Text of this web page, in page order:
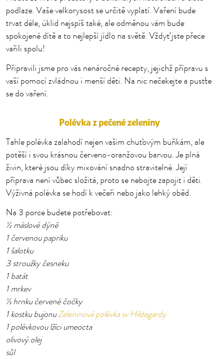
podlaze. Vaše velkorysost se určitě vyplatí. Vaření bude
trvat déle, úklid nejspíš také, ale odměnou vám bude
spokojené dítě a to nejlepší jídlo na světě. Vždyť jste přece
vařili spolu!
Připravili jsme pro vás nenáročné recepty, jejichž přípravu s
vaší pomocí zvládnou i menší děti. Na nic nečekejte a pusťte
se do vaření.
Polévka z pečené zeleniny
Tahle polévka zalahodí nejen vašim chuťovým buňkám, ale
potěší i svou krásnou červeno-oranžovou barvou. Je plná
živin, které jsou díky mixování snadno stravitelné. Její
příprava není vůbec složitá, proto se nebojte zapojit i děti.
Výživná polévka se hodí k večeři nebo jako lehký oběd.
Na 3 porce budete potřebovat:
½ máslové dýně
1 červenou papriku
1 šalotku
3 stroužky česneku
1 batát
1 mrkev
⅓ hrnku červené čočky
1 kostku bujonuZeleninová polévka sv Hildegardy
1 polévkovou lžíci umeocta
olivový olej
sůl